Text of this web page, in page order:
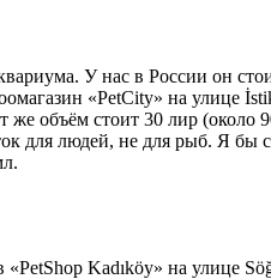
У нас в России он
«PetCity» на
объём стоит 30 лир
для людей, не для рыб. Я
Kadıköy» на улице